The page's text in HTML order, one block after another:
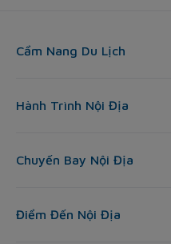
Cẩm Nang Du Lịch
Hành Trình Nội Địa
Chuyến Bay Nội Địa
Điểm Đến Nội Địa